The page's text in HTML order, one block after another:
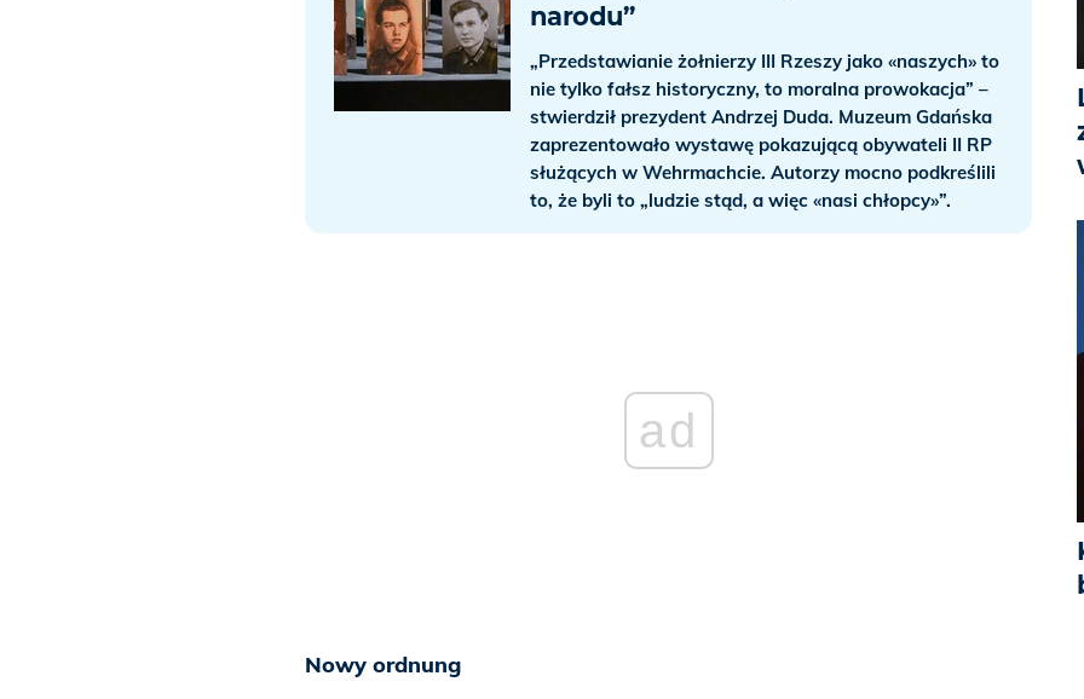
narodu”
„Przedstawianie żołnierzy III Rzeszy jako «naszych» to
nie tylko fałsz historyczny, to moralna prowokacja” –
stwierdził prezydent Andrzej Duda. Muzeum Gdańska
zaprezentowało wystawę pokazującą obywateli II RP
służących w Wehrmachcie. Autorzy mocno podkreślili
to, że byli to „ludzie stąd, a więc «nasi chłopcy»”.
ad
Nowy ordnung